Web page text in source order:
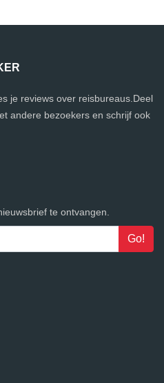
je reviews over reisbureaus.Deel
andere bezoekers en schrijf ook
te ontvangen.